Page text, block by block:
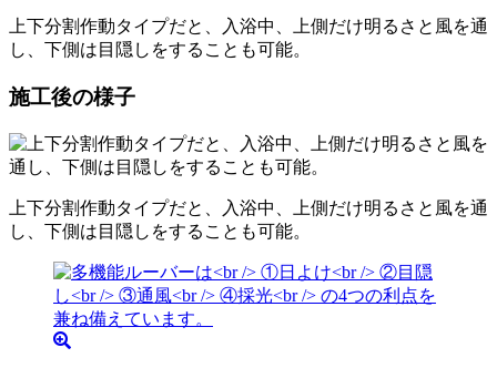
上下分割作動タイプだと、入浴中、上側だけ明るさと風を通
し、下側は目隠しをすることも可能。
施工後の様子
上下分割作動タイプだと、入浴中、上側だけ明るさと風を通
し、下側は目隠しをすることも可能。